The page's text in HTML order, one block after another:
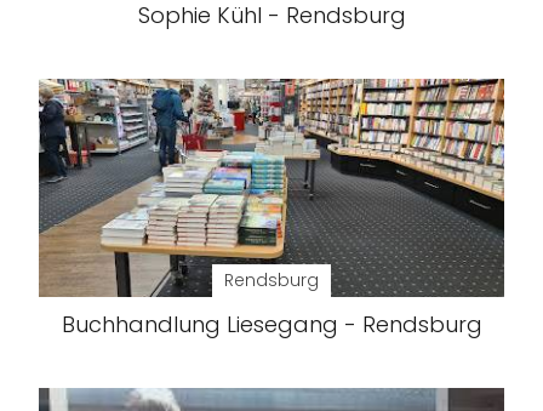
Sophie Kühl - Rendsburg
Rendsburg
Buchhandlung Liesegang - Rendsburg